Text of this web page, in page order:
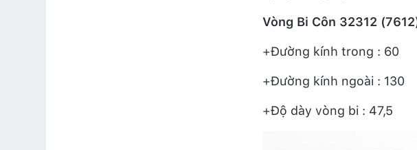
Vòng Bi Côn 32312
+Đường kính trong : 60
+Đường kính ngoài : 130
+Độ dày vòng bi : 47,5